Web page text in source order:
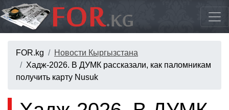
FOR.kg
Новости Кыргызстана
Хадж-2026. В ДУМК рассказали, как паломникам
получить карту Nusuk